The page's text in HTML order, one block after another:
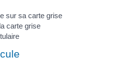
sur sa carte grise
carte grise